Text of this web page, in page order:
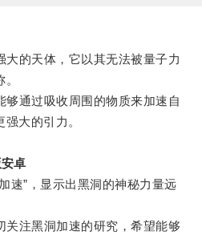
的天体，它以其无法被量子力
通过吸收周围的物质来加速自
大的引力。
卓
”，显示出黑洞的神秘力量远
注黑洞加速的研究，希望能够